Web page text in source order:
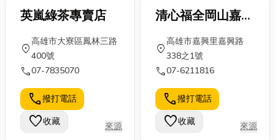
英嵐綠茶專賣店
location_on
高雄市大寮區鳳林三路
400號
call07-7835070
call撥打電話
favorite收藏 來源
清心福全岡山嘉興
location_on
高雄市嘉興里嘉興路
338之1號
call07-6211816
call撥打電話
favorite收藏 來源